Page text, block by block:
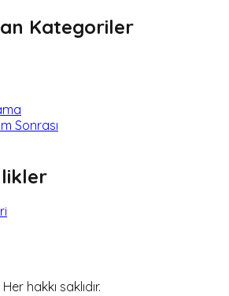
Kategoriler
Sonrası
hakkı saklıdır.